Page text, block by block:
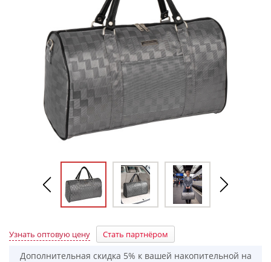
Узнать оптовую цену Стать партнёром
Дополнительная скидка 5% к вашей накопительной на